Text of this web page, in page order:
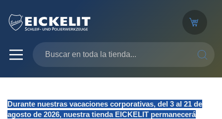
Durante nuestras vacaciones corporativas, del 3 al 21 de
agosto de 2026, nuestra tienda EICKELIT permanecerá